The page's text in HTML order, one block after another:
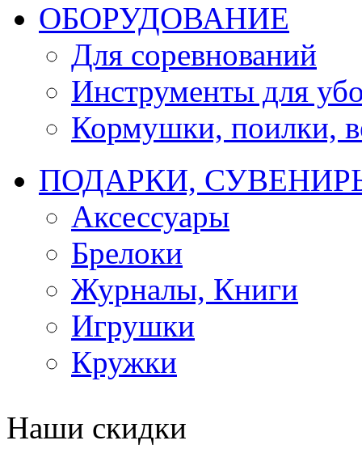
ОБОРУДОВАНИЕ
Для соревнований
Инструменты для
Кормушки, поилки,
ПОДАРКИ,
Аксессуары
Брелоки
Журналы, Книги
Игрушки
Кружки
Наши скидки